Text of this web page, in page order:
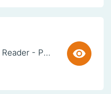
Cuddly Reader - Puppy Pete